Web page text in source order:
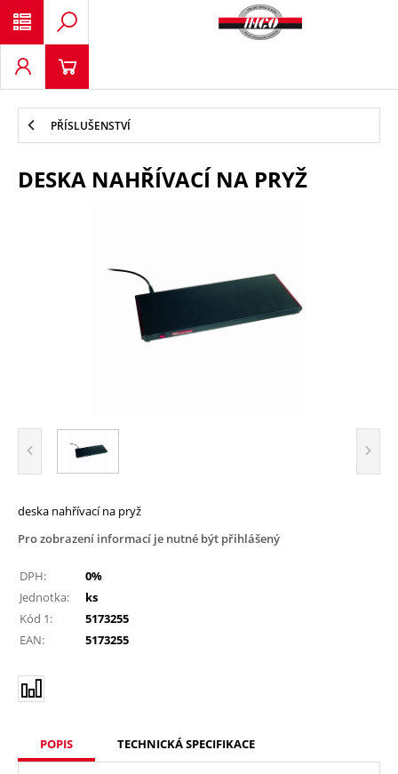
PŘÍSLUŠENSTVÍ
DESKA NAHŘÍVACÍ NA PRYŽ
deska nahřívací na pryž
Pro zobrazení informací je nutné být přihlášený
DPH:
0%
Jednotka:
ks
Kód 1:
5173255
EAN:
5173255
POPIS TECHNICKÁ SPECIFIKACE